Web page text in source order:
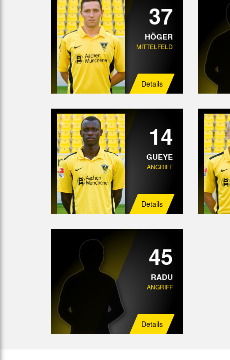
37
HÖGER
MITTELFELD
Details
14
GUEYE
ANGRIFF
Details
45
RADU
ANGRIFF
Details